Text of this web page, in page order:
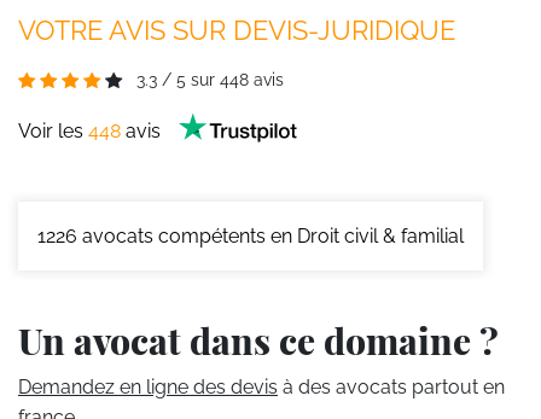
VOTRE AVIS SUR DEVIS-JURIDIQUE
3.3 / 5 sur 448 avis
Voir les 448 avis
1226 avocats compétents en Droit civil & familial
Un avocat dans ce domaine ?
Demandez en ligne des devis à des avocats partout en